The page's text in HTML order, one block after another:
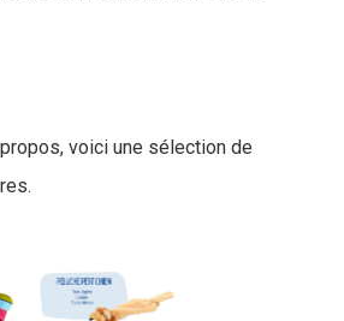
voici une sélection de